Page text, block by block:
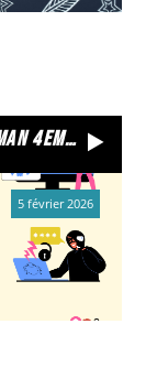
4emee
5 février 2026